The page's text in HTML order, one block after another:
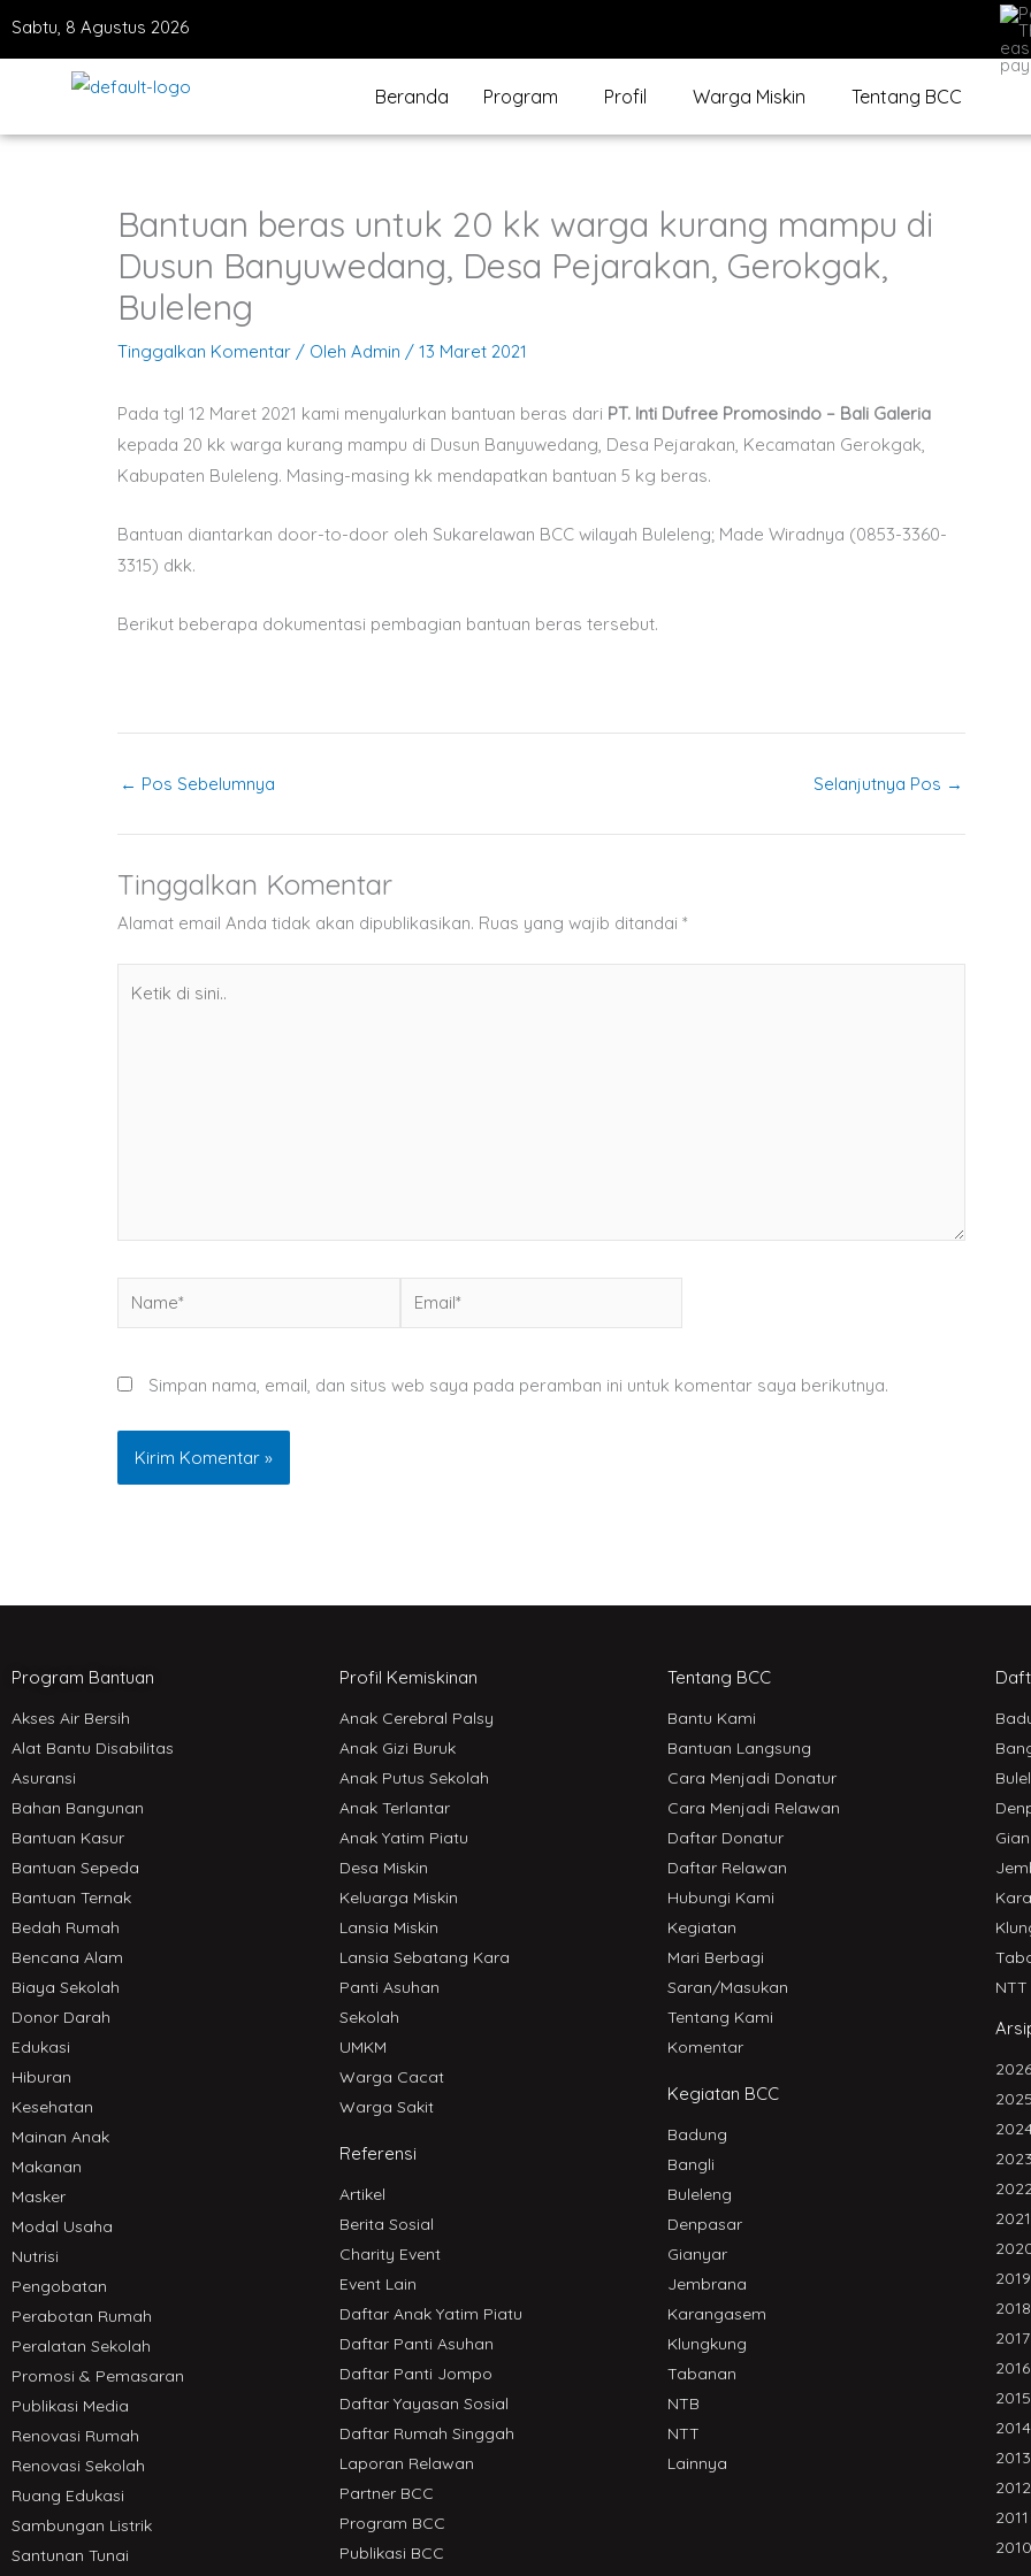
Sabtu, 8 Agustus 2026
Beranda Program Profil Warga Miskin Tentang BCC
Bantuan beras untuk 20 kk warga kurang mampu di
Dusun Banyuwedang, Desa Pejarakan, Gerokgak,
Buleleng
Tinggalkan Komentar / Oleh Admin / 13 Maret 2021
Pada tgl 12 Maret 2021 kami menyalurkan bantuan beras dari PT. Inti Dufree Promosindo – Bali Galeria
kepada 20 kk warga kurang mampu di Dusun Banyuwedang, Desa Pejarakan, Kecamatan Gerokgak,
Kabupaten Buleleng. Masing-masing kk mendapatkan bantuan 5 kg beras.
Bantuan diantarkan door-to-door oleh Sukarelawan BCC wilayah Buleleng; Made Wiradnya (0853-3360-
3315) dkk.
Berikut beberapa dokumentasi pembagian bantuan beras tersebut.
← Pos Sebelumnya Selanjutnya Pos →
Tinggalkan Komentar
Alamat email Anda tidak akan dipublikasikan. Ruas yang wajib ditandai *
Name* Email*
Simpan nama, email, dan situs web saya pada peramban ini untuk komentar saya berikutnya.
Program Bantuan
Akses Air Bersih
Alat Bantu Disabilitas
Asuransi
Bahan Bangunan
Bantuan Kasur
Bantuan Sepeda
Bantuan Ternak
Bedah Rumah
Bencana Alam
Biaya Sekolah
Donor Darah
Edukasi
Hiburan
Kesehatan
Mainan Anak
Makanan
Masker
Modal Usaha
Nutrisi
Pengobatan
Perabotan Rumah
Peralatan Sekolah
Promosi & Pemasaran
Publikasi Media
Renovasi Rumah
Renovasi Sekolah
Ruang Edukasi
Sambungan Listrik
Santunan Tunai
Profil Kemiskinan
Anak Cerebral Palsy
Anak Gizi Buruk
Anak Putus Sekolah
Anak Terlantar
Anak Yatim Piatu
Desa Miskin
Keluarga Miskin
Lansia Miskin
Lansia Sebatang Kara
Panti Asuhan
Sekolah
UMKM
Warga Cacat
Warga Sakit
Referensi
Artikel
Berita Sosial
Charity Event
Event Lain
Daftar Anak Yatim Piatu
Daftar Panti Asuhan
Daftar Panti Jompo
Daftar Yayasan Sosial
Daftar Rumah Singgah
Laporan Relawan
Partner BCC
Program BCC
Publikasi BCC
Tentang BCC
Bantu Kami
Bantuan Langsung
Cara Menjadi Donatur
Cara Menjadi Relawan
Daftar Donatur
Daftar Relawan
Hubungi Kami
Kegiatan
Mari Berbagi
Saran/Masukan
Tentang Kami
Komentar
Kegiatan BCC
Badung
Bangli
Buleleng
Denpasar
Gianyar
Jembrana
Karangasem
Klungkung
Tabanan
NTB
NTT
Lainnya
NTT
2026
2025
2023
2021
2019
2018
2017
2016
2015
2014
2013
2012
2011
2010